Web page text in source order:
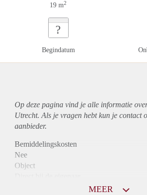
19 m2
?
Begindatum
Op deze pagina vind je alle informatie
Utrecht. Als je vragen hebt kun je contact
aanbieder.
Bemiddelingskosten
Nee
Object
MEER